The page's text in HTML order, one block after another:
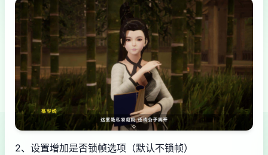
2、设置增加是否锁帧选项（默认不锁帧）